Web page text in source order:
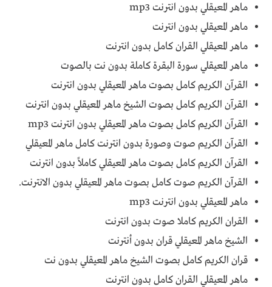
ماهر المعيقلي بدون انترنت mp3
ماهر المعيقلي بدون انترنت
ماهر المعيقلي القران كامل بدون انترنت
ماهر المعيقلي سورة البقرة كاملة بدون نت بالصوت
القرآن الكريم كامل بصوت ماهر المعيقلي بدون انترنت
القرآن الكريم كامل بصوت الشيخ ماهر المعيقلي بدون انترنت
القرآن الكريم كامل بصوت ماهر المعيقلي بدون انترنت mp3
القرآن الكريم صوت وصورة بدون انترنت كامل ماهر المعيقلي
القرآن الكريم كامل بصوت ماهر المعيقلي كاملاً بدون انترنت
القرآن الكريم صوت كامل بصوت ماهر المعيقلي بدون الانترنت.
ماهر المعيقلي بدون انترنت mp3
القران الكريم كاملا صوت بدون انترنت
الشيخ ماهر المعيقلي قران بدون أنترنت
قران الكريم كامل بصوت الشيخ ماهر المعيقلي بدون نت
ماهر المعيقلي القران كامل بدون انترنت